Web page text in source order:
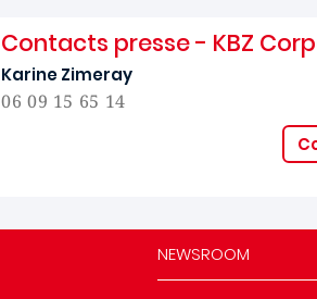
Contacts presse - KBZ
Karine Zimeray
06 09 15 65 14
NEWSROOM